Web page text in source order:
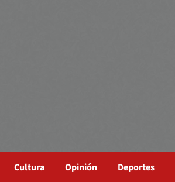
Cultura Opinión Deportes